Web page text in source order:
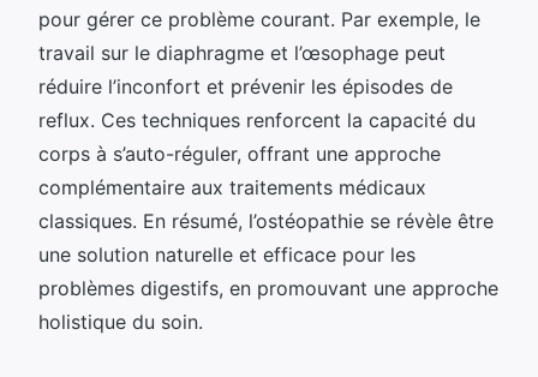
pour gérer ce problème courant. Par exemple, le
travail sur le diaphragme et l’œsophage peut
réduire l’inconfort et prévenir les épisodes de
reflux. Ces techniques renforcent la capacité du
corps à s’auto-réguler, offrant une approche
complémentaire aux traitements médicaux
classiques. En résumé, l’ostéopathie se révèle être
une solution naturelle et efficace pour les
problèmes digestifs, en promouvant une approche
holistique du soin.